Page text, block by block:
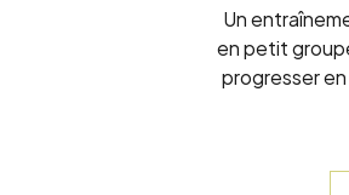
Un
en petit
progresser